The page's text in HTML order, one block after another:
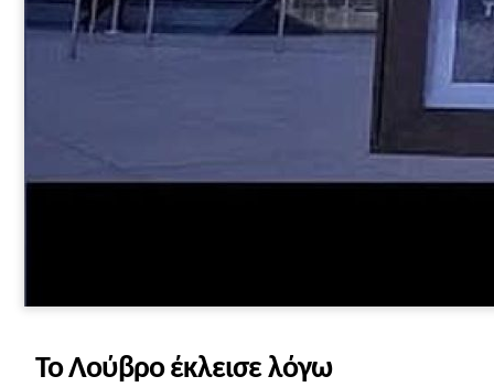
Το Λούβρο έκλεισε λόγω